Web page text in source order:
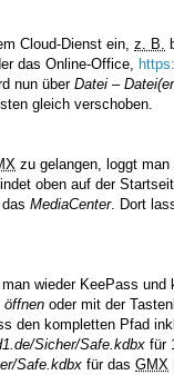
Cloud-Dienst ein, z. B.
das Online-Office,
nun über Datei –
gleich verschoben.
zu gelangen, loggt
oben auf der
MediaCenter. Dort
wieder KeePass und
öffnen oder mit der
den kompletten Pfad
Sicher/Safe.kdbx für
Safe.kdbx für das GMX